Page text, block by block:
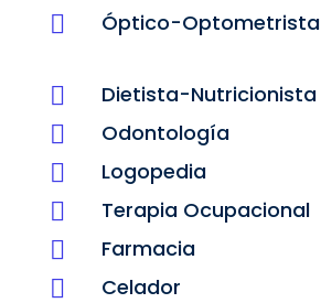
 Óptico-Optometrista
 Dietista-Nutricionista
 Odontología
 Logopedia
 Terapia Ocupacional
 Farmacia
 Celador